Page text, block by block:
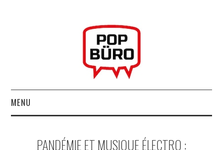
MENU
PANDÉMIE ET MUSIQUE ÉLECTRO :